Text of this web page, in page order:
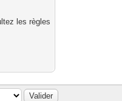
les règles